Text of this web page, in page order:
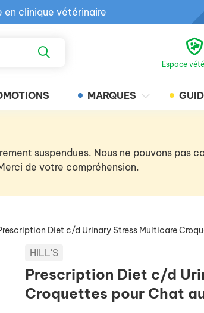
en clinique vétérinaire
gratuit en clinique
Espace
MARQUES
suspendues. Nous ne pouvons pas
de votre compréhension.
Diet c/d Urinary Stress Multicare
HILL'S
Prescription Diet c/d
Croquettes pour Chat